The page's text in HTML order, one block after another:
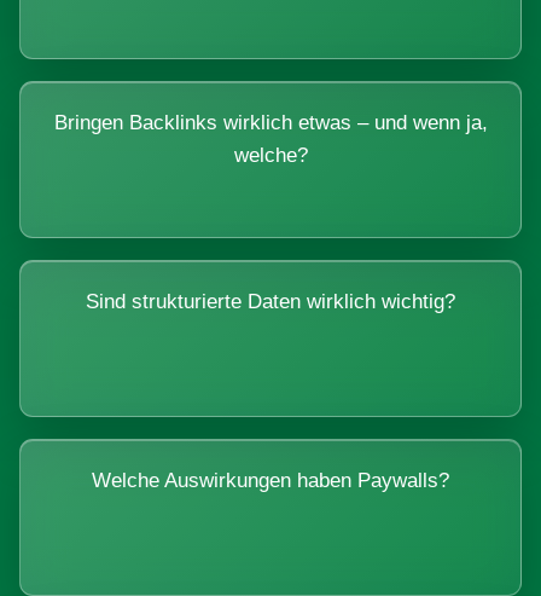
Bringen Backlinks wirklich etwas – und wenn ja,
welche?
Sind strukturierte Daten wirklich wichtig?
Welche Auswirkungen haben Paywalls?